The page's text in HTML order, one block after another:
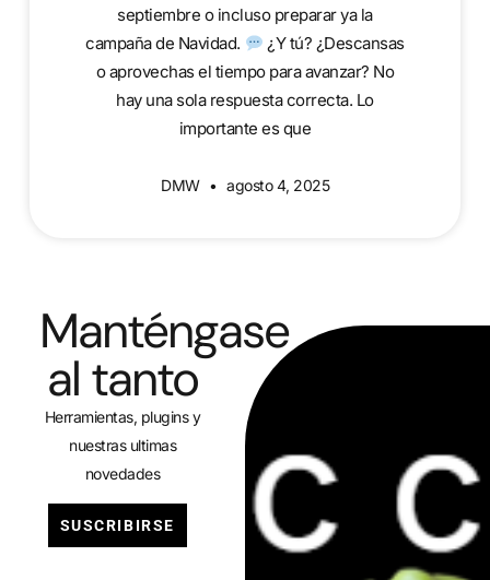
septiembre o incluso preparar ya la
campaña de Navidad.
¿Y tú? ¿Descansas
o aprovechas el tiempo para avanzar? No
hay una sola respuesta correcta. Lo
importante es que
DMW agosto 4, 2025
Manténgase
al tanto
Herramientas, plugins y
nuestras ultimas
novedades
SUSCRIBIRSE